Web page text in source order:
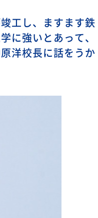
工し、ますます鉄
に強いとあって、
洋校長に話をうか